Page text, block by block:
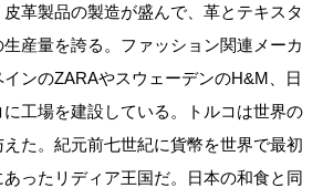
革製品の製造が盛んで、革とテキスタ
産量を誇る。ファッション関連メーカ
ンのZARAやスウェーデンのH&M、日
工場を建設している。トルコは世界の
た。紀元前七世紀に貨幣を世界で最初
ったリディア王国だ。日本の和食と同